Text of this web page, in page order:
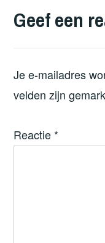
Geef een
Je e-mailadres
velden zijn
Reactie *